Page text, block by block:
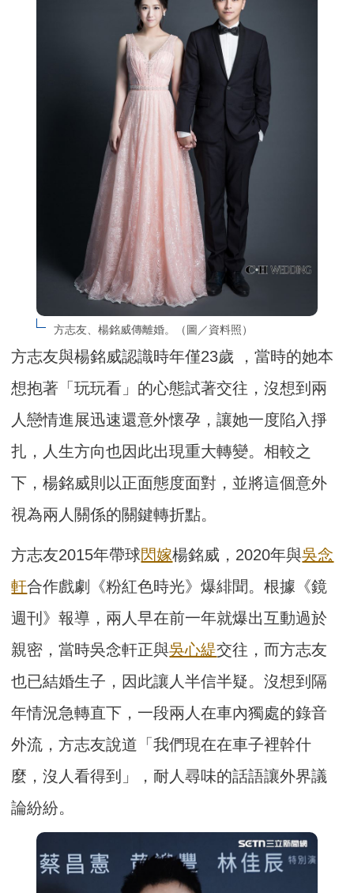
方志友、楊銘威傳離婚。（圖／資料照）
方志友與楊銘威認識時年僅23歲 ，當時的她本
想抱著「玩玩看」的心態試著交往，沒想到兩
人戀情進展迅速還意外懷孕，讓她一度陷入掙
扎，人生方向也因此出現重大轉變。相較之
下，楊銘威則以正面態度面對，並將這個意外
視為兩人關係的關鍵轉折點。
方志友2015年帶球閃嫁楊銘威，2020年與吳念
軒合作戲劇《粉紅色時光》爆緋聞。根據《鏡
週刊》報導，兩人早在前一年就爆出互動過於
親密，當時吳念軒正與吳心緹交往，而方志友
也已結婚生子，因此讓人半信半疑。沒想到隔
年情況急轉直下，一段兩人在車內獨處的錄音
外流，方志友說道「我們現在在車子裡幹什
麼，沒人看得到」，耐人尋味的話語讓外界議
論紛紛。